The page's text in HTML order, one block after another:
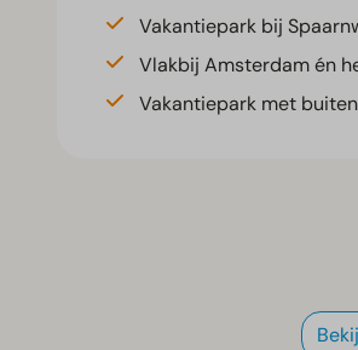
Vakantiepark bij
Vlakbij Amsterdam én
Vakantiepark met